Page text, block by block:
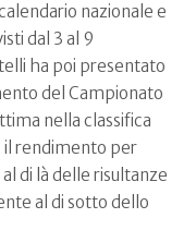
nazionale e
dal 3 al 9
ha poi presentato
del Campionato
nella classifica
il rendimento per
di là delle risultanze
al di sotto dello